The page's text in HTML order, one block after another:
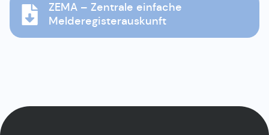
ZEMA – Zentrale einfache
Melderegisterauskunft